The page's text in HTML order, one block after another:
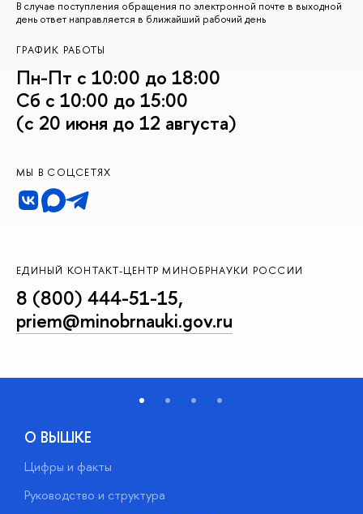
В случае поступления обращения по электронной почте в выходной
день ответ направляется в ближайший рабочий день
ГРАФИК РАБОТЫ
Пн-Пт с 10:00 до 18:00
Сб с 10:00 до 15:00
(с 20 июня до 12 августа)
МЫ В СОЦСЕТЯХ
ЕДИНЫЙ КОНТАКТ-ЦЕНТР МИНОБРНАУКИ РОССИИ
8 (800) 444-51-15,
priem@minobrnauki.gov.ru
О ВЫШКЕ
Цифры и факты
Руководство и структура